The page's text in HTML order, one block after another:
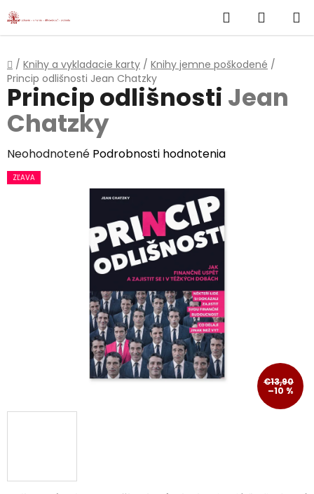
Prejsť
na
Hľadať
KOŠÍK
Domov
/ Knihy a vykladacie karty / Knihy jemne poškodené /
Princip odlišnosti Jean Chatzky
Princip odlišnosti Jean
Chatzky
Priemerné
hodnotenie
Neohodnotené Podrobnosti hodnotenia
ZĽAVA
€13,90
–10 %